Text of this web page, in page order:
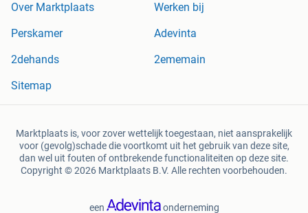
Over Marktplaats
Werken bij
Perskamer
Adevinta
2dehands
2ememain
Sitemap
Marktplaats is, voor zover wettelijk toegestaan, niet aansprakelijk
voor (gevolg)schade die voortkomt uit het gebruik van deze site,
dan wel uit fouten of ontbrekende functionaliteiten op deze site.
Copyright © 2026 Marktplaats B.V. Alle rechten voorbehouden.
een onderneming